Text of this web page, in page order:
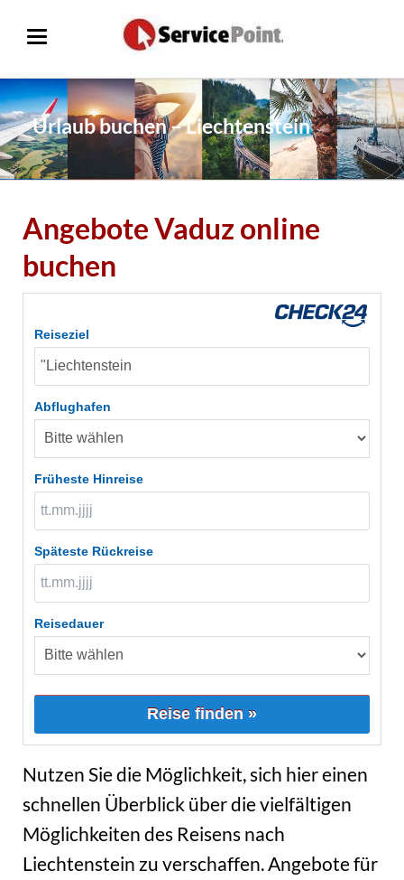
Urlaub buchen – Liechtenstein
Angebote Vaduz online
buchen
Reiseziel
Abflughafen
Früheste Hinreise
Späteste Rückreise
Reisedauer
Reise finden »
Nutzen Sie die Möglichkeit, sich hier einen
schnellen Überblick über die vielfältigen
Möglichkeiten des Reisens nach
Liechtenstein zu verschaffen. Angebote für